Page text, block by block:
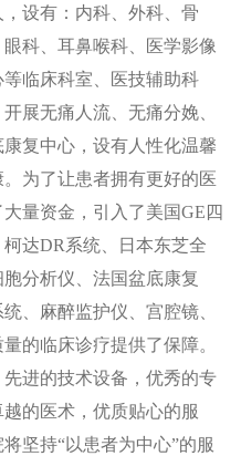
设有：内科、外科、骨
科、耳鼻喉科、医学影像
临床科室、医技辅助科
展无痛人流、无痛分娩、
复中心，设有人性化温馨
为了让患者拥有更好的医
量资金，引入了美国GE四
达DR系统、日本东芝全
分析仪、法国盆底康复
、麻醉监护仪、宫腔镜、
的临床诊疗提供了保障。
进的技术设备，优秀的专
的医术，优质贴心的服
坚持“以患者为中心”的服